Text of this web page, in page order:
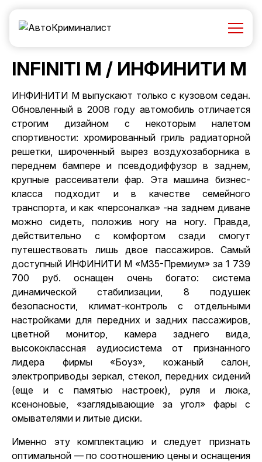
INFINITI M / ИНФИНИТИ М
ИНФИНИТИ М выпускают только с кузовом седан.
Обновленный в 2008 году автомобиль отличается
строгим дизайном с некоторым налетом
спортивности: хромированный гриль радиаторной
решетки, широченный вырез воздухозаборника в
переднем бампере и псевдодиффузор в заднем,
крупные рассеиватели фар. Эта машина бизнес-
класса подходит и в качестве семейного
транспорта, и как «персоналка» -на заднем диване
можно сидеть, положив ногу на ногу. Правда,
действительно с комфортом сзади смогут
путешествовать лишь двое пассажиров. Самый
доступный ИНФИНИТИ М «М35-Премиум» за 1 739
700 руб. оснащен очень богато: система
динамической стабилизации, 8 подушек
безопасности, климат-контроль с отдельными
настройками для передних и задних пассажиров,
цветной монитор, камера заднего вида,
высококлассная аудиосистема от признанного
лидера фирмы «Боуз», кожаный салон,
электроприводы зеркал, стекол, передних сидений
(еще и с памятью настроек), руля и люка,
ксеноновые, «заглядывающие за угол» фары с
омывателями и литые диски.
Именно эту комплектацию и следует признать
оптимальной — по соотношению цены и оснащения